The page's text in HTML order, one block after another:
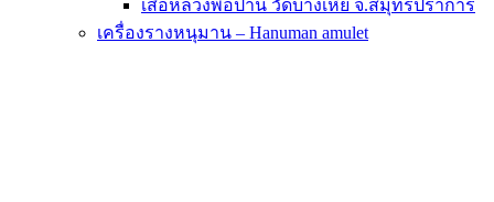
เสือหลวงพ่อปาน วัดบางเหี้ย จ.สมุทรปราการ
เครื่องรางหนุมาน – Hanuman amulet